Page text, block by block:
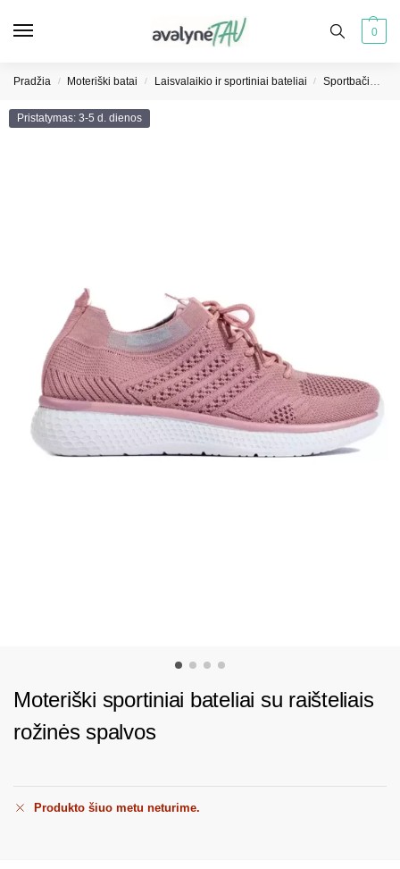
0
Pradžia / Moteriški batai / Laisvalaikio ir sportiniai bateliai / Sportbačiai moterims
Pristatymas: 3-5 d. dienos
Moteriški sportiniai bateliai su raišteliais
rožinės spalvos
Produkto šiuo metu neturime.